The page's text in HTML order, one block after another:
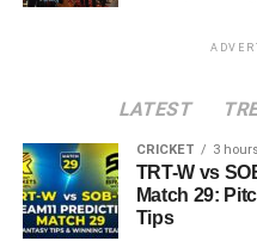
LATEST
CRICKET 3
TRT-W vs
Match 29:
Tips